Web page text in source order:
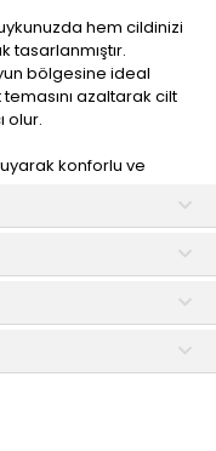
hem cildinizi
tasarlanmıştır.
bölgesine ideal
azaltarak cilt
olur.
konforlu ve
ile güzellik rutininizin